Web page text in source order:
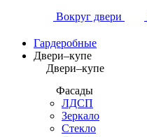
Вокруг двери
Гардеробные
Двери–купе
Двери–купе
Фасады
ЛДСП
Зеркало
Стекло